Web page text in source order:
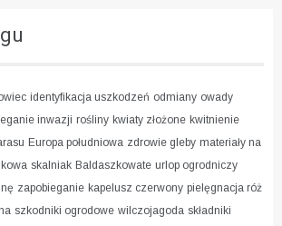
identyfikacja uszkodzeń odmiany owady
inwazji rośliny kwiaty złożone kwitnienie
Europa południowa zdrowie gleby materiały na
skalniak Baldaszkowate urlop ogrodniczy
zapobieganie kapelusz czerwony pielęgnacja róż
szkodniki ogrodowe wilczojagoda składniki